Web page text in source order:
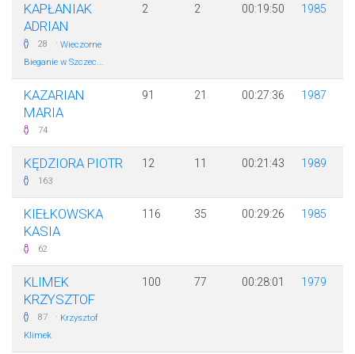
KAPŁANIAK
ADRIAN
28 · Wieczorne
Bieganie w Szczec...
2 2 00:19:50 1985
KAZARIAN
MARIA
74
91 21 00:27:36 1987
KĘDZIORA PIOTR
163
12 11 00:21:43 1989
KIEŁKOWSKA
KASIA
62
116 35 00:29:26 1985
KLIMEK
KRZYSZTOF
87 · Krzysztof
Klimek
100 77 00:28:01 1979